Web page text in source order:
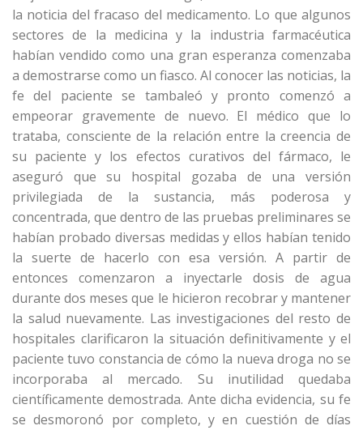
la noticia del fracaso del medicamento. Lo que algunos
sectores de la medicina y la industria farmacéutica
habían vendido como una gran esperanza comenzaba
a demostrarse como un fiasco. Al conocer las noticias, la
fe del paciente se tambaleó y pronto comenzó a
empeorar gravemente de nuevo. El médico que lo
trataba, consciente de la relación entre la creencia de
su paciente y los efectos curativos del fármaco, le
aseguró que su hospital gozaba de una versión
privilegiada de la sustancia, más poderosa y
concentrada, que dentro de las pruebas preliminares se
habían probado diversas medidas y ellos habían tenido
la suerte de hacerlo con esa versión. A partir de
entonces comenzaron a inyectarle dosis de agua
durante dos meses que le hicieron recobrar y mantener
la salud nuevamente. Las investigaciones del resto de
hospitales clarificaron la situación definitivamente y el
paciente tuvo constancia de cómo la nueva droga no se
incorporaba al mercado. Su inutilidad quedaba
científicamente demostrada. Ante dicha evidencia, su fe
se desmoronó por completo, y en cuestión de días